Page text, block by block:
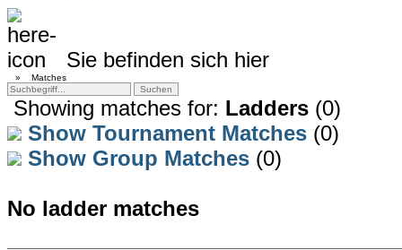
Sie befinden sich hier
» Matches
Showing matches for: Ladders (0)
Show Tournament Matches (0)
Show Group Matches (0)
No ladder matches